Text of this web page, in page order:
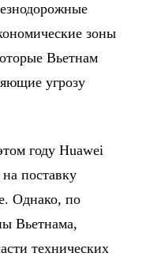
зоны
Вьетнам
угрозу
году Huawei
поставку
Однако, по
Вьетнама,
технических